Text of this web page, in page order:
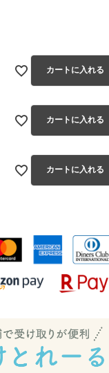
カートに入れる
カートに入れる
カートに入れる